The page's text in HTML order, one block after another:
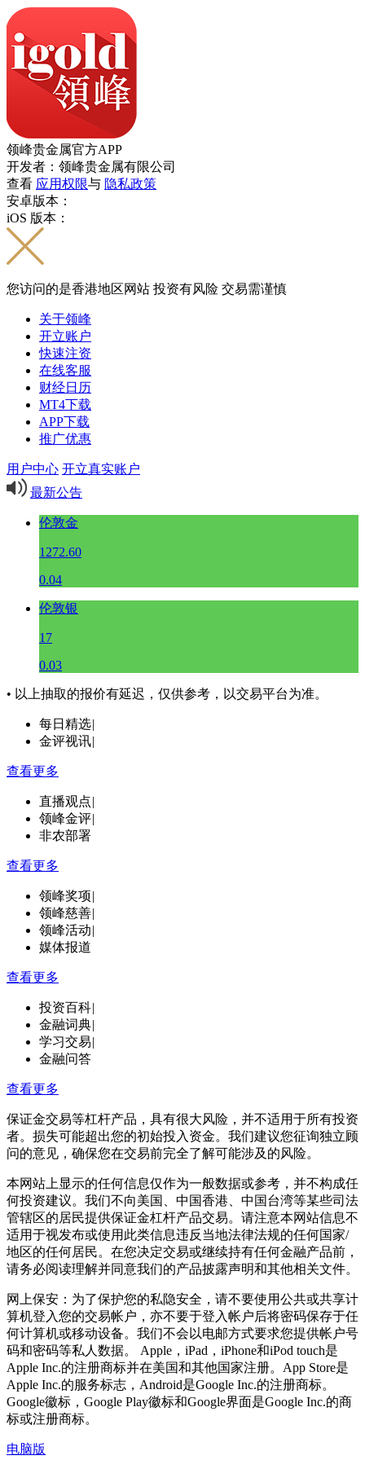
领峰贵金属官方APP
开发者：领峰贵金属有限公司
查看 应用权限与 隐私政策
安卓版本：
iOS 版本：
您访问的是香港地区网站 投资有风险 交易需谨慎
关于领峰
开立账户
快速注资
在线客服
财经日历
MT4下载
APP下载
推广优惠
用户中心 开立真实账户
最新公告
伦敦金
1272.60
0.04
伦敦银
17
0.03
• 以上抽取的报价有延迟，仅供参考，以交易平台为准。
每日精选|
金评视讯|
查看更多
直播观点|
领峰金评|
非农部署
查看更多
领峰奖项|
领峰慈善|
领峰活动|
媒体报道
查看更多
投资百科|
金融词典|
学习交易|
金融问答
查看更多
保证金交易等杠杆产品，具有很大风险，并不适用于所有投资
者。损失可能超出您的初始投入资金。我们建议您征询独立顾
问的意见，确保您在交易前完全了解可能涉及的风险。
本网站上显示的任何信息仅作为一般数据或参考，并不构成任
何投资建议。我们不向美国、中国香港、中国台湾等某些司法
管辖区的居民提供保证金杠杆产品交易。请注意本网站信息不
适用于视发布或使用此类信息违反当地法律法规的任何国家/
地区的任何居民。在您决定交易或继续持有任何金融产品前，
请务必阅读理解并同意我们的产品披露声明和其他相关文件。
网上保安：为了保护您的私隐安全，请不要使用公共或共享计
算机登入您的交易帐户，亦不要于登入帐户后将密码保存于任
何计算机或移动设备。我们不会以电邮方式要求您提供帐户号
码和密码等私人数据。 Apple，iPad，iPhone和iPod touch是
Apple Inc.的注册商标并在美国和其他国家注册。App Store是
Apple Inc.的服务标志，Android是Google Inc.的注册商标。
Google徽标，Google Play徽标和Google界面是Google Inc.的商
标或注册商标。
电脑版